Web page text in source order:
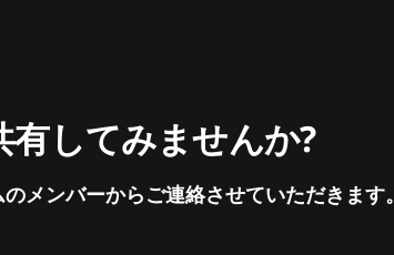
してみませんか?
メンバーからご連絡させていただきます。